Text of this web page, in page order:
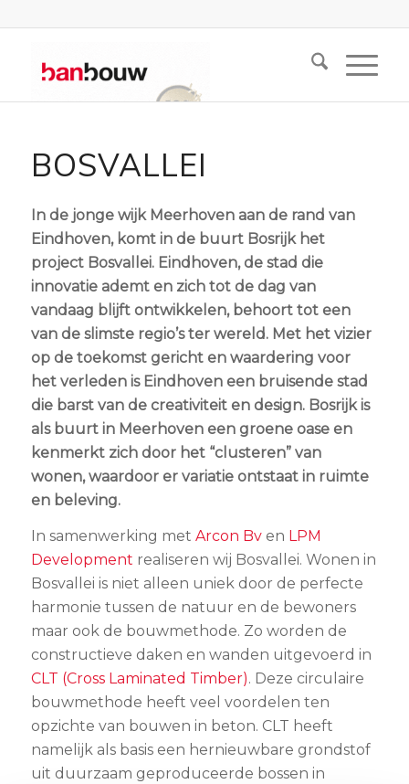
BOSVALLEI
In de jonge wijk Meerhoven aan de rand van
Eindhoven, komt in de buurt Bosrijk het
project Bosvallei. Eindhoven, de stad die
innovatie ademt en zich tot de dag van
vandaag blijft ontwikkelen, behoort tot een
van de slimste regio’s ter wereld. Met het vizier
op de toekomst gericht en waardering voor
het verleden is Eindhoven een bruisende stad
die barst van de creativiteit en design. Bosrijk is
als buurt in Meerhoven een groene oase en
kenmerkt zich door het “clusteren” van
wonen, waardoor er variatie ontstaat in ruimte
en beleving.
In samenwerking met Arcon Bven LPM
Development realiseren wij Bosvallei. Wonen in
Bosvallei is niet alleen uniek door de perfecte
harmonie tussen de natuur en de bewoners
maar ook de bouwmethode. Zo worden de
constructieve daken en wanden uitgevoerd in
CLT (Cross Laminated Timber). Deze circulaire
bouwmethode heeft veel voordelen ten
opzichte van bouwen in beton. CLT heeft
namelijk als basis een hernieuwbare grondstof
uit duurzaam geproduceerde bossen in